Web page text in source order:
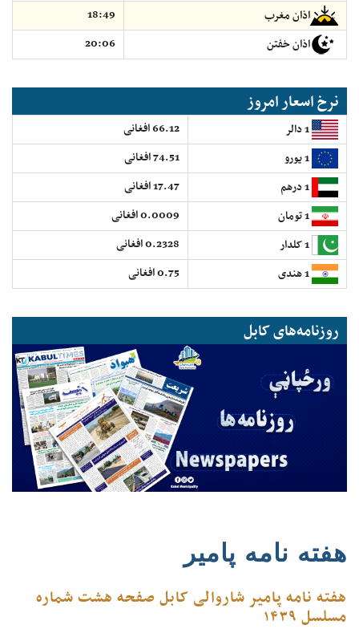
اذان مغرب
18:49
اذان خفتن
20:06
نرخ اسعار امروز
66.12 افغانی
74.51 افغانی
17.47 افغانی
0.0009 افغانی
0.2328 افغانی
0.75 افغانی
روزنامه‌های کابل
هفته نامه پامیر
هفته نامه پامیر شاروالی کابل صفحه هشت شماره
مسلسل ۱۴۳۹